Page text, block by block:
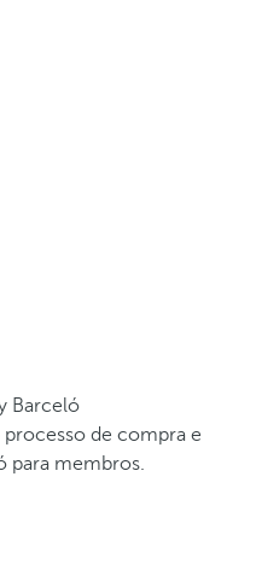
Barceló
processo de compra e
para membros.